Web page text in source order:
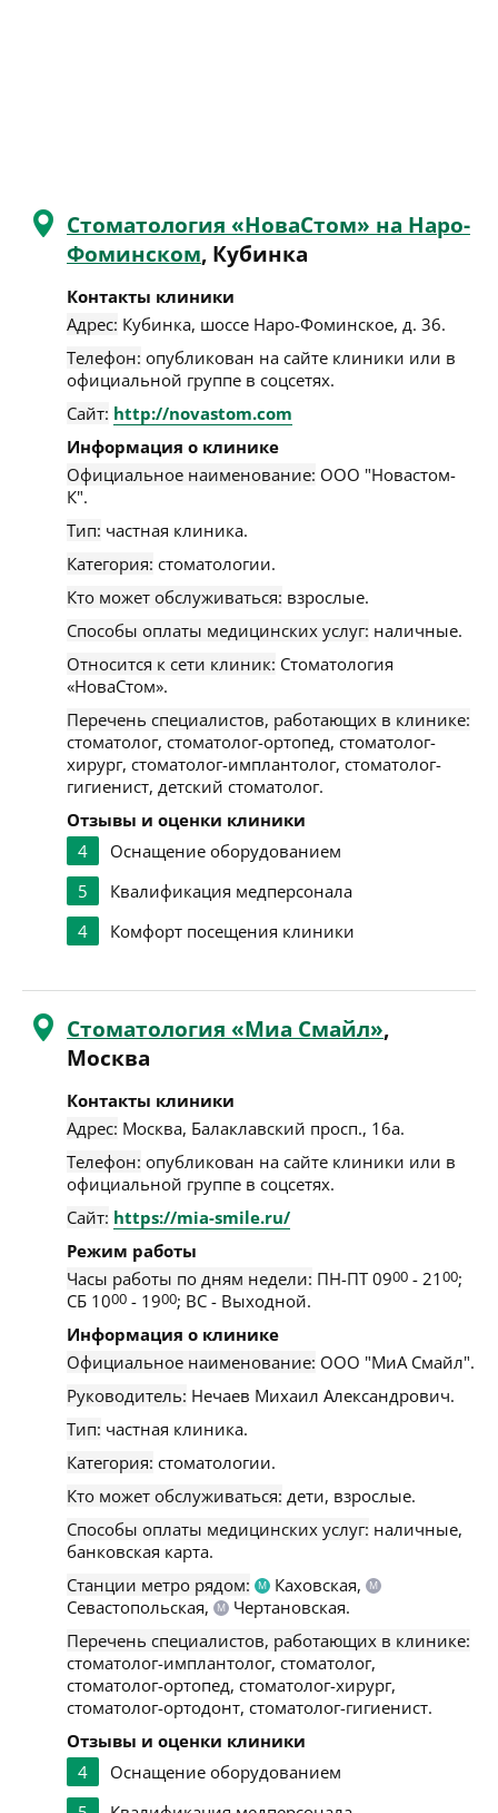
Стоматология «НоваСтом» на Наро-
Фоминском, Кубинка
Контакты клиники
Адрес: Кубинка, шоссе Наро-Фоминское, д. 36.
Телефон: опубликован на сайте клиники или в
официальной группе в соцсетях.
Сайт: http://novastom.com
Информация о клинике
Официальное наименование: ООО "Новастом-
К".
Тип: частная клиника.
Категория: стоматологии.
Кто может обслуживаться: взрослые.
Способы оплаты медицинских услуг: наличные.
Относится к сети клиник: Стоматология
«НоваСтом».
Перечень специалистов, работающих в клинике:
стоматолог, стоматолог-ортопед, стоматолог-
хирург, стоматолог-имплантолог, стоматолог-
гигиенист, детский стоматолог.
Отзывы и оценки клиники
4
Оснащение оборудованием
5
Квалификация медперсонала
4
Комфорт посещения клиники
Стоматология «Миа Смайл»,
Москва
Контакты клиники
Адрес: Москва, Балаклавский просп., 16а.
Телефон: опубликован на сайте клиники или в
официальной группе в соцсетях.
Сайт: https://mia-smile.ru/
Режим работы
Часы работы по дням недели: ПН-ПТ 0900 - 2100;
СБ 1000 - 1900; ВС - Выходной.
Информация о клинике
Официальное наименование: ООО "МиА Смайл".
Руководитель: Нечаев Михаил Александрович.
Тип: частная клиника.
Категория: стоматологии.
Кто может обслуживаться: дети, взрослые.
Способы оплаты медицинских услуг: наличные,
банковская карта.
Станции метро рядом:
М Каховская, М
Севастопольская, М
Чертановская.
Перечень специалистов, работающих в клинике:
стоматолог-имплантолог, стоматолог,
стоматолог-ортопед, стоматолог-хирург,
стоматолог-ортодонт, стоматолог-гигиенист.
Отзывы и оценки клиники
4
Оснащение оборудованием